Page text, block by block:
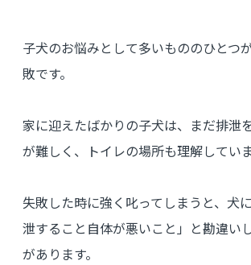
子犬のお悩みとして多いもののひとつ
敗です。
家に迎えたばかりの子犬は、まだ排泄
が難しく、トイレの場所も理解してい
失敗した時に強く叱ってしまうと、犬
泄すること自体が悪いこと」と勘違い
があります。